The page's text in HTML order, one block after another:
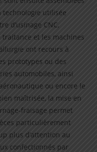
utilisée
d’usinage CNC,
traitance et les machines
ont recours à
prototypes ou des
automobiles, ainsi
ou encore le
maîtrisée, la mise en
fraisage permet
particulièrement
plus d’attention au
confectionnés par